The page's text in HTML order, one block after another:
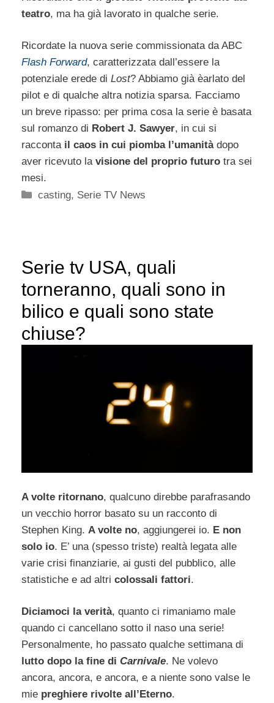
teatro, ma ha già lavorato in qualche serie.
Ricordate la nuova serie commissionata da ABC
Flash Forward, caratterizzata dall’essere la
potenziale erede di Lost? Abbiamo già èarlato del
pilot e di qualche altra notizia sparsa. Facciamo
un breve ripasso: per prima cosa la serie è basata
sul romanzo di Robert J. Sawyer, in cui si
raccontail caos in cui piomba l’umanitàdopo
aver ricevuto la visione del proprio futuro tra sei
mesi.
Categorie
casting, Serie TV News
Serie tv USA, quali
torneranno, quali sono in
bilico e quali sono state
chiuse?
A volte ritornano, qualcuno direbbe parafrasando
un vecchio horror basato su un racconto di
Stephen King. A volte no, aggiungerei io. E non
solo io. E’ una (spesso triste) realtà legata alle
varie crisi finanziarie, ai gusti del pubblico, alle
statistiche e ad altri colossali fattori.
Diciamoci la verità, quanto ci rimaniamo male
quando ci cancellano sotto il naso una serie!
Personalmente, ho passato qualche settimana di
lutto dopo la fine di Carnivale. Ne volevo
ancora, ancora, e ancora, e a niente sono valse le
mie preghiere rivolte all’Eterno.